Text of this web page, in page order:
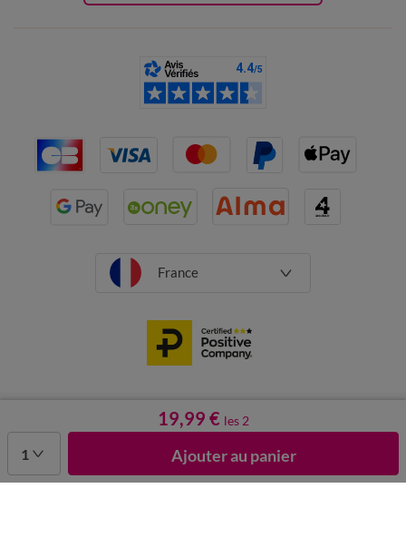
19,99 € les 2
1 Ajouter au panier
France
Mentions légales Données personnelles